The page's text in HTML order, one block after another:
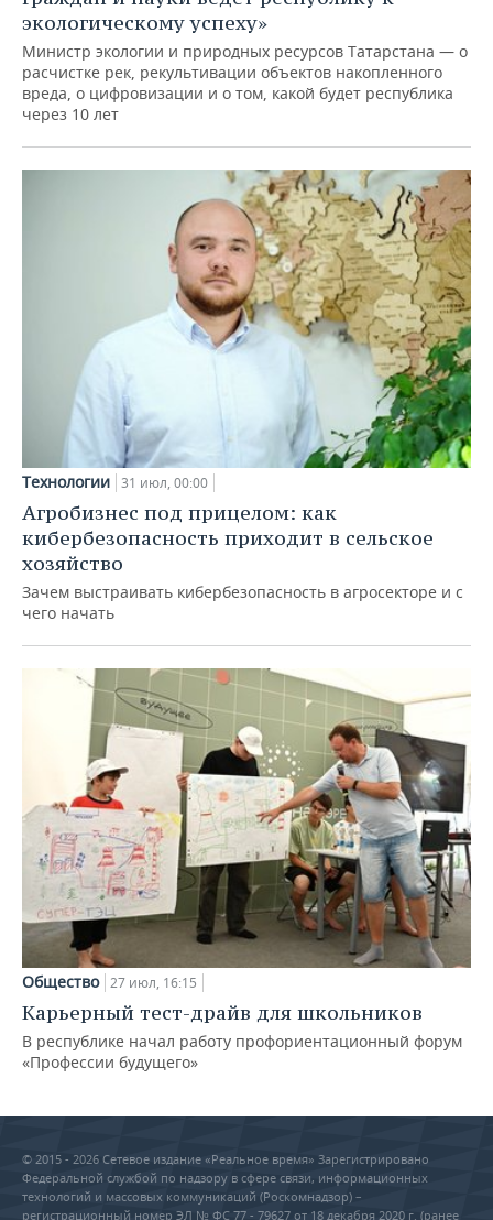
экологическому успеху»
Министр экологии и природных ресурсов Татарстана — о
расчистке рек, рекультивации объектов накопленного
вреда, о цифровизации и о том, какой будет республика
через 10 лет
Технологии 31 июл, 00:00
Агробизнес под прицелом: как
кибербезопасность приходит в сельское
хозяйство
Зачем выстраивать кибербезопасность в агросекторе и с
чего начать
Общество 27 июл, 16:15
Карьерный тест-драйв для школьников
В республике начал работу профориентационный форум
«Профессии будущего»
© 2015 - 2026 Сетевое издание «Реальное время» Зарегистрировано
Федеральной службой по надзору в сфере связи, информационных
технологий и массовых коммуникаций (Роскомнадзор) –
регистрационный номер ЭЛ № ФС 77 - 79627 от 18 декабря 2020 г. (ранее